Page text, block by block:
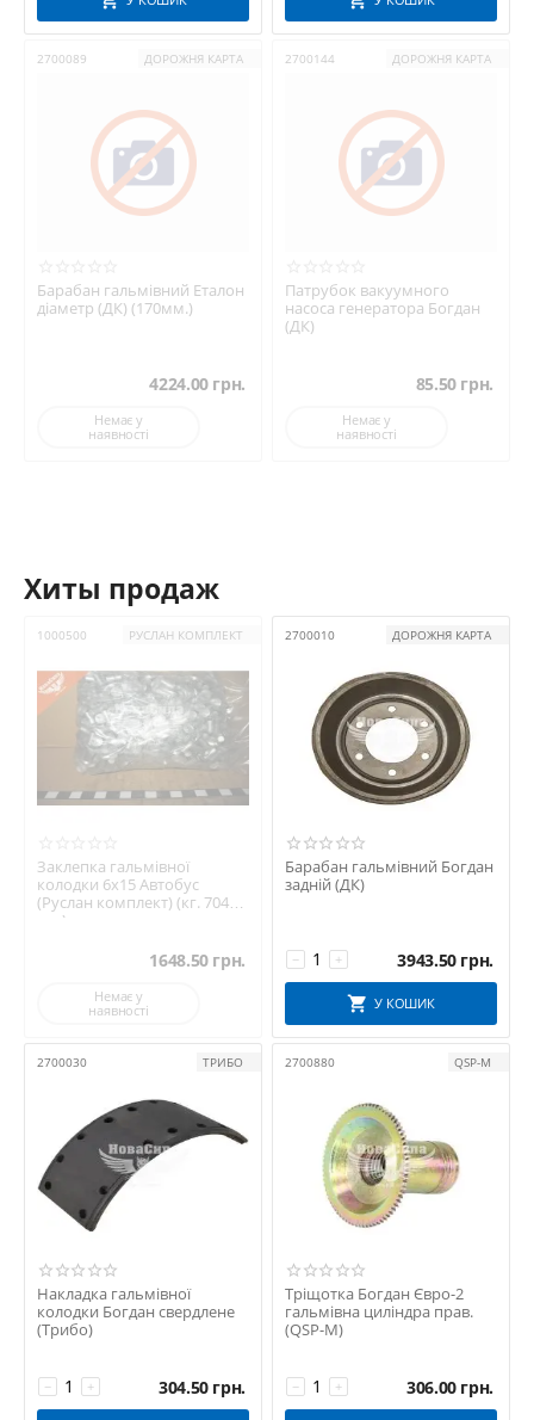
2700089 ДОРОЖНЯ КАРТА
Барабан гальмівний Еталон
діаметр (ДК) (170мм.)
4224.00 грн.
Немає у
наявності
2700144 ДОРОЖНЯ КАРТА
Патрубок вакуумного
насоса генератора Богдан
(ДК)
85.50 грн.
Немає у
наявності
Хиты продаж
1000500 РУСЛАН КОМПЛЕКТ
Заклепка гальмівної
колодки 6х15 Автобус
(Руслан комплект) (кг. 704
шт.)
1648.50 грн.
Немає у
наявності
2700010 ДОРОЖНЯ КАРТА
Барабан гальмівний Богдан
задній (ДК)
+
− 3943.50 грн.
У КОШИК
2700030 ТРИБО
Накладка гальмівної
колодки Богдан свердлене
(Трибо)
+
− 304.50 грн.
2700880 QSP-M
Тріщотка Богдан Євро-2
гальмівна циліндра прав.
(QSP-M)
+
− 306.00 грн.